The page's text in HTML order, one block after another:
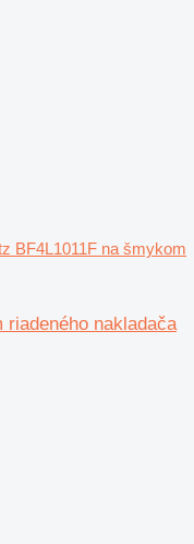
BF4L1011F na šmykom
riadeného nakladača